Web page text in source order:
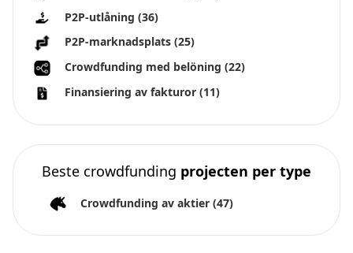
P2P-utlåning (36)
P2P-marknadsplats (25)
Crowdfunding med belöning (22)
Finansiering av fakturor (11)
Beste crowdfunding projecten per type
Crowdfunding av aktier (47)